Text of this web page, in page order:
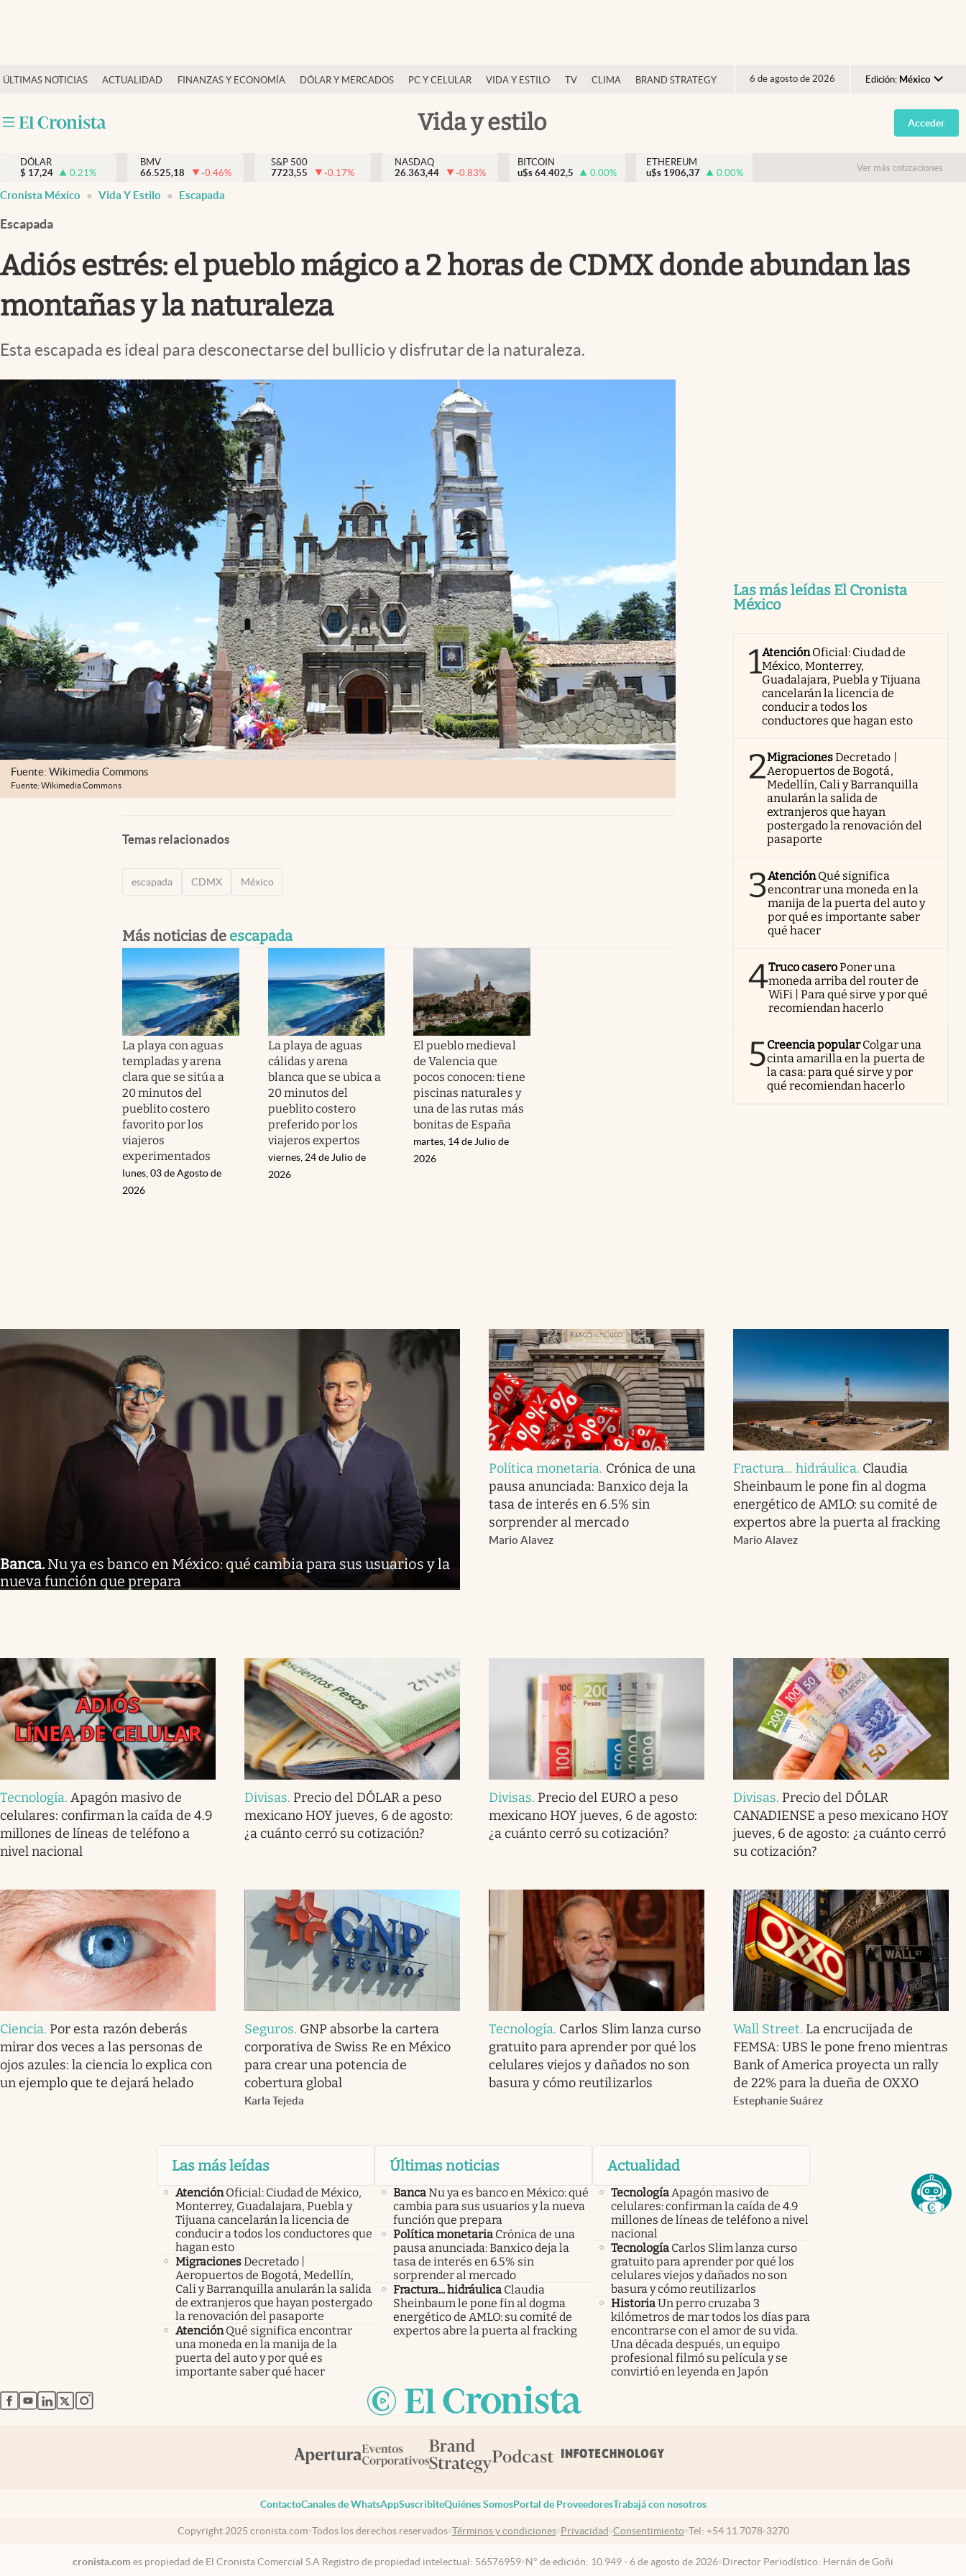
ÚLTIMAS NOTICIAS ACTUALIDAD FINANZAS Y ECONOMÍA DÓLAR Y MERCADOS PC Y CELULAR VIDA Y ESTILO TV CLIMA BRAND STRATEGY 6 de agosto de 2026 Edición: México
Argentina
España
USA
Vida y estilo
Actualidad
Internacionales
Opinión
Brand Strategy
Vida y estilo
Tv
Espiritualidad
Mediakit
abre en nueva pestaña
Acceder
DÓLAR
$ 17,24 0.21%
BMV
66.525,18
-0.46%
S&P 500
7723,55
-0.17%
NASDAQ
26.363,44
-0.83%
BITCOIN
u$s 64.402,5 0.00%
ETHEREUM
u$s 1906,37 0.00% Ver más cotizaciones
Cronista México Vida Y Estilo Escapada
Escapada
Adiós estrés: el pueblo mágico a 2 horas de CDMX donde abundan las
montañas y la naturaleza
Esta escapada es ideal para desconectarse del bullicio y disfrutar de la naturaleza.
Fuente: Wikimedia Commons
Fuente: Wikimedia Commons
Temas relacionados
escapada CDMX México
Más noticias de escapada
La playa con aguas
templadas y arena
clara que se sitúa a
20 minutos del
pueblito costero
favorito por los
viajeros
experimentados
lunes, 03 de Agosto de
2026
La playa de aguas
cálidas y arena
blanca que se ubica a
20 minutos del
pueblito costero
preferido por los
viajeros expertos
viernes, 24 de Julio de
2026
El pueblo medieval
de Valencia que
pocos conocen: tiene
piscinas naturales y
una de las rutas más
bonitas de España
martes, 14 de Julio de
2026
Las más leídas El Cronista
México
1AtenciónOficial: Ciudad de
México, Monterrey,
Guadalajara, Puebla y Tijuana
cancelarán la licencia de
conducir a todos los
conductores que hagan esto
2MigracionesDecretado |
Aeropuertos de Bogotá,
Medellín, Cali y Barranquilla
anularán la salida de
extranjeros que hayan
postergado la renovación del
pasaporte
3AtenciónQué significa
encontrar una moneda en la
manija de la puerta del auto y
por qué es importante saber
qué hacer
4Truco caseroPoner una
moneda arriba del router de
WiFi | Para qué sirve y por qué
recomiendan hacerlo
5Creencia popularColgar una
cinta amarilla en la puerta de
la casa: para qué sirve y por
qué recomiendan hacerlo
Banca. Nu ya es banco en México: qué cambia para sus usuarios y la
nueva función que prepara
Política monetaria. Crónica de una
pausa anunciada: Banxico deja la
tasa de interés en 6.5% sin
sorprender al mercado
Mario Alavez
Fractura... hidráulica. Claudia
Sheinbaum le pone fin al dogma
energético de AMLO: su comité de
expertos abre la puerta al fracking
Mario Alavez
Tecnología.Apagón masivo de
celulares: confirman la caída de 4.9
millones de líneas de teléfono a
nivel nacional
Divisas. Precio del DÓLAR a peso
mexicano HOY jueves, 6 de agosto:
¿a cuánto cerró su cotización?
Divisas. Precio del EURO a peso
mexicano HOY jueves, 6 de agosto:
¿a cuánto cerró su cotización?
Divisas. Precio del DÓLAR
CANADIENSE a peso mexicano HOY
jueves, 6 de agosto: ¿a cuánto cerró
su cotización?
Ciencia. Por esta razón deberás
mirar dos veces a las personas de
ojos azules: la ciencia lo explica con
un ejemplo que te dejará helado
Seguros. GNP absorbe la cartera
corporativa de Swiss Re en México
para crear una potencia de
cobertura global
Karla Tejeda
Tecnología. Carlos Slim lanza curso
gratuito para aprender por qué los
celulares viejos y dañados no son
basura y cómo reutilizarlos
Wall Street. La encrucijada de
FEMSA: UBS le pone freno mientras
Bank of America proyecta un rally
de 22% para la dueña de OXXO
Estephanie Suárez
Las más leídas
Atención Oficial: Ciudad de México,
Monterrey, Guadalajara, Puebla y
Tijuana cancelarán la licencia de
conducir a todos los conductores que
hagan esto
MigracionesDecretado |
Aeropuertos de Bogotá, Medellín,
Cali y Barranquilla anularán la salida
de extranjeros que hayan postergado
la renovación del pasaporte
Atención Qué significa encontrar
una moneda en la manija de la
puerta del auto y por qué es
importante saber qué hacer
Últimas noticias
BancaNu ya es banco en México: qué
cambia para sus usuarios y la nueva
función que prepara
Política monetaria Crónica de una
pausa anunciada: Banxico deja la
tasa de interés en 6.5% sin
sorprender al mercado
Fractura... hidráulica Claudia
Sheinbaum le pone fin al dogma
energético de AMLO: su comité de
expertos abre la puerta al fracking
Actualidad
Tecnología Apagón masivo de
celulares: confirman la caída de 4.9
millones de líneas de teléfono a nivel
nacional
Tecnología Carlos Slim lanza curso
gratuito para aprender por qué los
celulares viejos y dañados no son
basura y cómo reutilizarlos
HistoriaUn perro cruzaba 3
kilómetros de mar todos los días para
encontrarse con el amor de su vida.
Una década después, un equipo
profesional filmó su película y se
convirtió en leyenda en Japón
abre en nueva pestaña
abre en nueva pestaña
abre en nueva pestaña
abre en nueva pestaña
abre en nueva pestaña
ContactoCanales de WhatsAppSuscribiteQuiénes SomosPortal de ProveedoresTrabajá con nosotros
Copyright 2025 cronista.com Todos los derechos reservados Términos y condiciones Privacidad Consentimiento Tel: +54 11 7078-3270
cronista.com es propiedad de El Cronista Comercial S.A Registro de propiedad intelectual: 56576959 N° de edición: 10.949 - 6 de agosto de 2026 Director Periodístico: Hernán de Goñi